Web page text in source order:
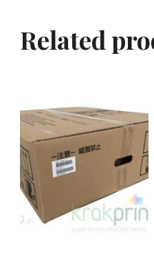
Related